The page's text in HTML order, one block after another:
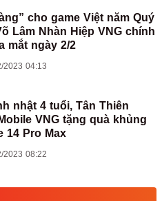
cho game Việt năm Quý
Lâm Nhàn Hiệp VNG chính
mắt ngày 2/2
2023 04:13
nhật 4 tuổi, Tân Thiên
VNG tặng quà khủng
14 Pro Max
2023 08:22